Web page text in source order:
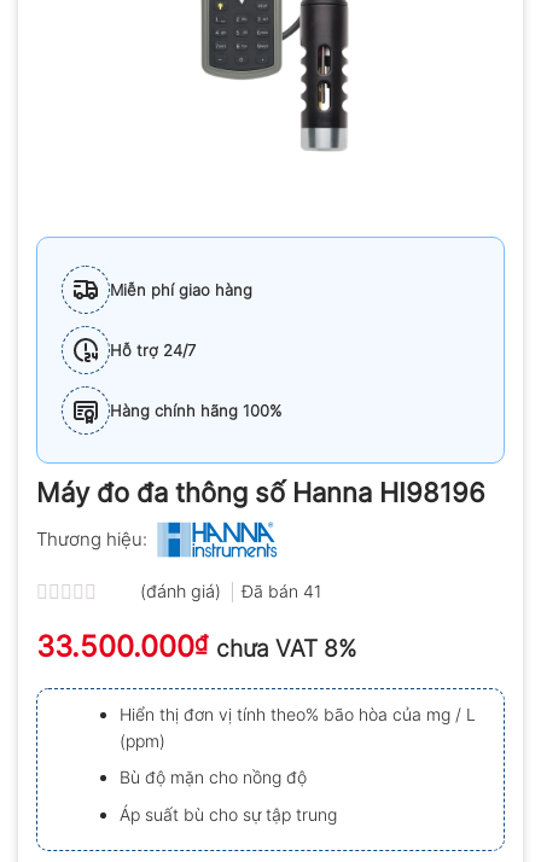
Miễn phí giao hàng
Hỗ trợ 24/7
Hàng chính hãng 100%
Máy đo đa thông số Hanna HI98196
Thương hiệu:
xếp
hạng
5
sao
(đánh giá) Đã bán 41
33.500.000₫ chưa VAT 8%
Hiển thị đơn vị tính theo% bão hòa của mg / L
(ppm)
Bù độ mặn cho nồng độ
Áp suất bù cho sự tập trung